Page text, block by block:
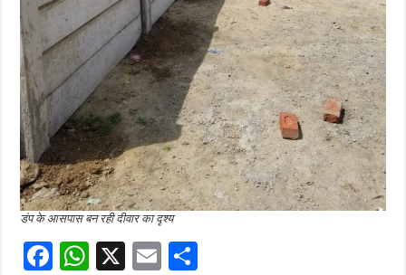
डंप के आसपास बन रही दीवार का दृश्य
F
W X
E